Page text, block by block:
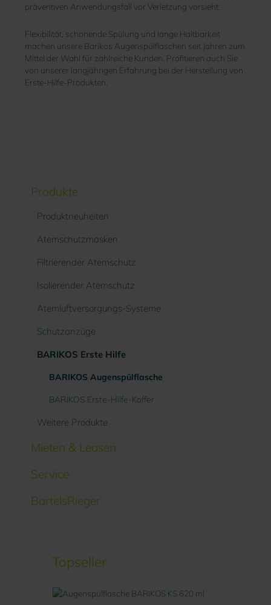
präventiven Anwendungsfall vor Verletzung vorsieht.
Flexibilität, schonende Spülung und lange Haltbarkeit
machen unsere Barikos Augenspülflaschen seit Jahren zum
Mittel der Wahl für zahlreiche Kunden. Profitieren auch Sie
von unserer langjährigen Erfahrung bei der Herstellung von
Erste-Hilfe-Produkten.
Produkte
Produktneuheiten
Atemschutzmasken
Filtrierender Atemschutz
Isolierender Atemschutz
Atemluftversorgungs-Systeme
Schutzanzüge
BARIKOS Erste Hilfe
BARIKOS Augenspülflasche
BARIKOS Erste-Hilfe-Koffer
Weitere Produkte
Mieten & Leasen
Service
BartelsRieger
Produktgalerie überspringen
Topseller